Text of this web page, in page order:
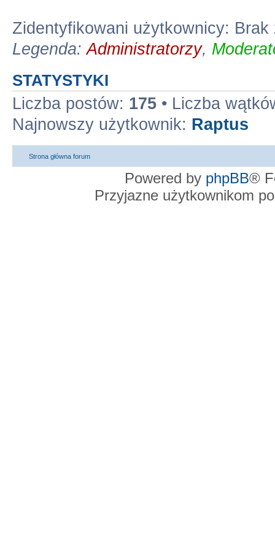
Zidentyfikowani użytkownicy:
Legenda:Administratorzy,
STATYSTYKI
Liczba postów: 175 • Liczba
Najnowszy użytkownik: Raptus
Strona główna forum
Powered by phpBB®
Przyjazne użytkownikom